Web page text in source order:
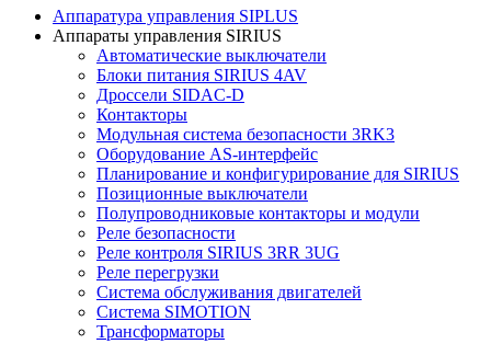
Аппаратура управления SIPLUS
Аппараты управления SIRIUS
Автоматические выключатели
Блоки питания SIRIUS 4AV
Дроссели SIDAC-D
Контакторы
Модульная система безопасности 3RK3
Оборудование AS-интерфейс
Планирование и конфигурирование для SIRIUS
Позиционные выключатели
Полупроводниковые контакторы и модули
Реле безопасности
Реле контроля SIRIUS 3RR 3UG
Реле перегрузки
Сиcтема обслуживания двигателей
Система SIMOTION
Трансформаторы